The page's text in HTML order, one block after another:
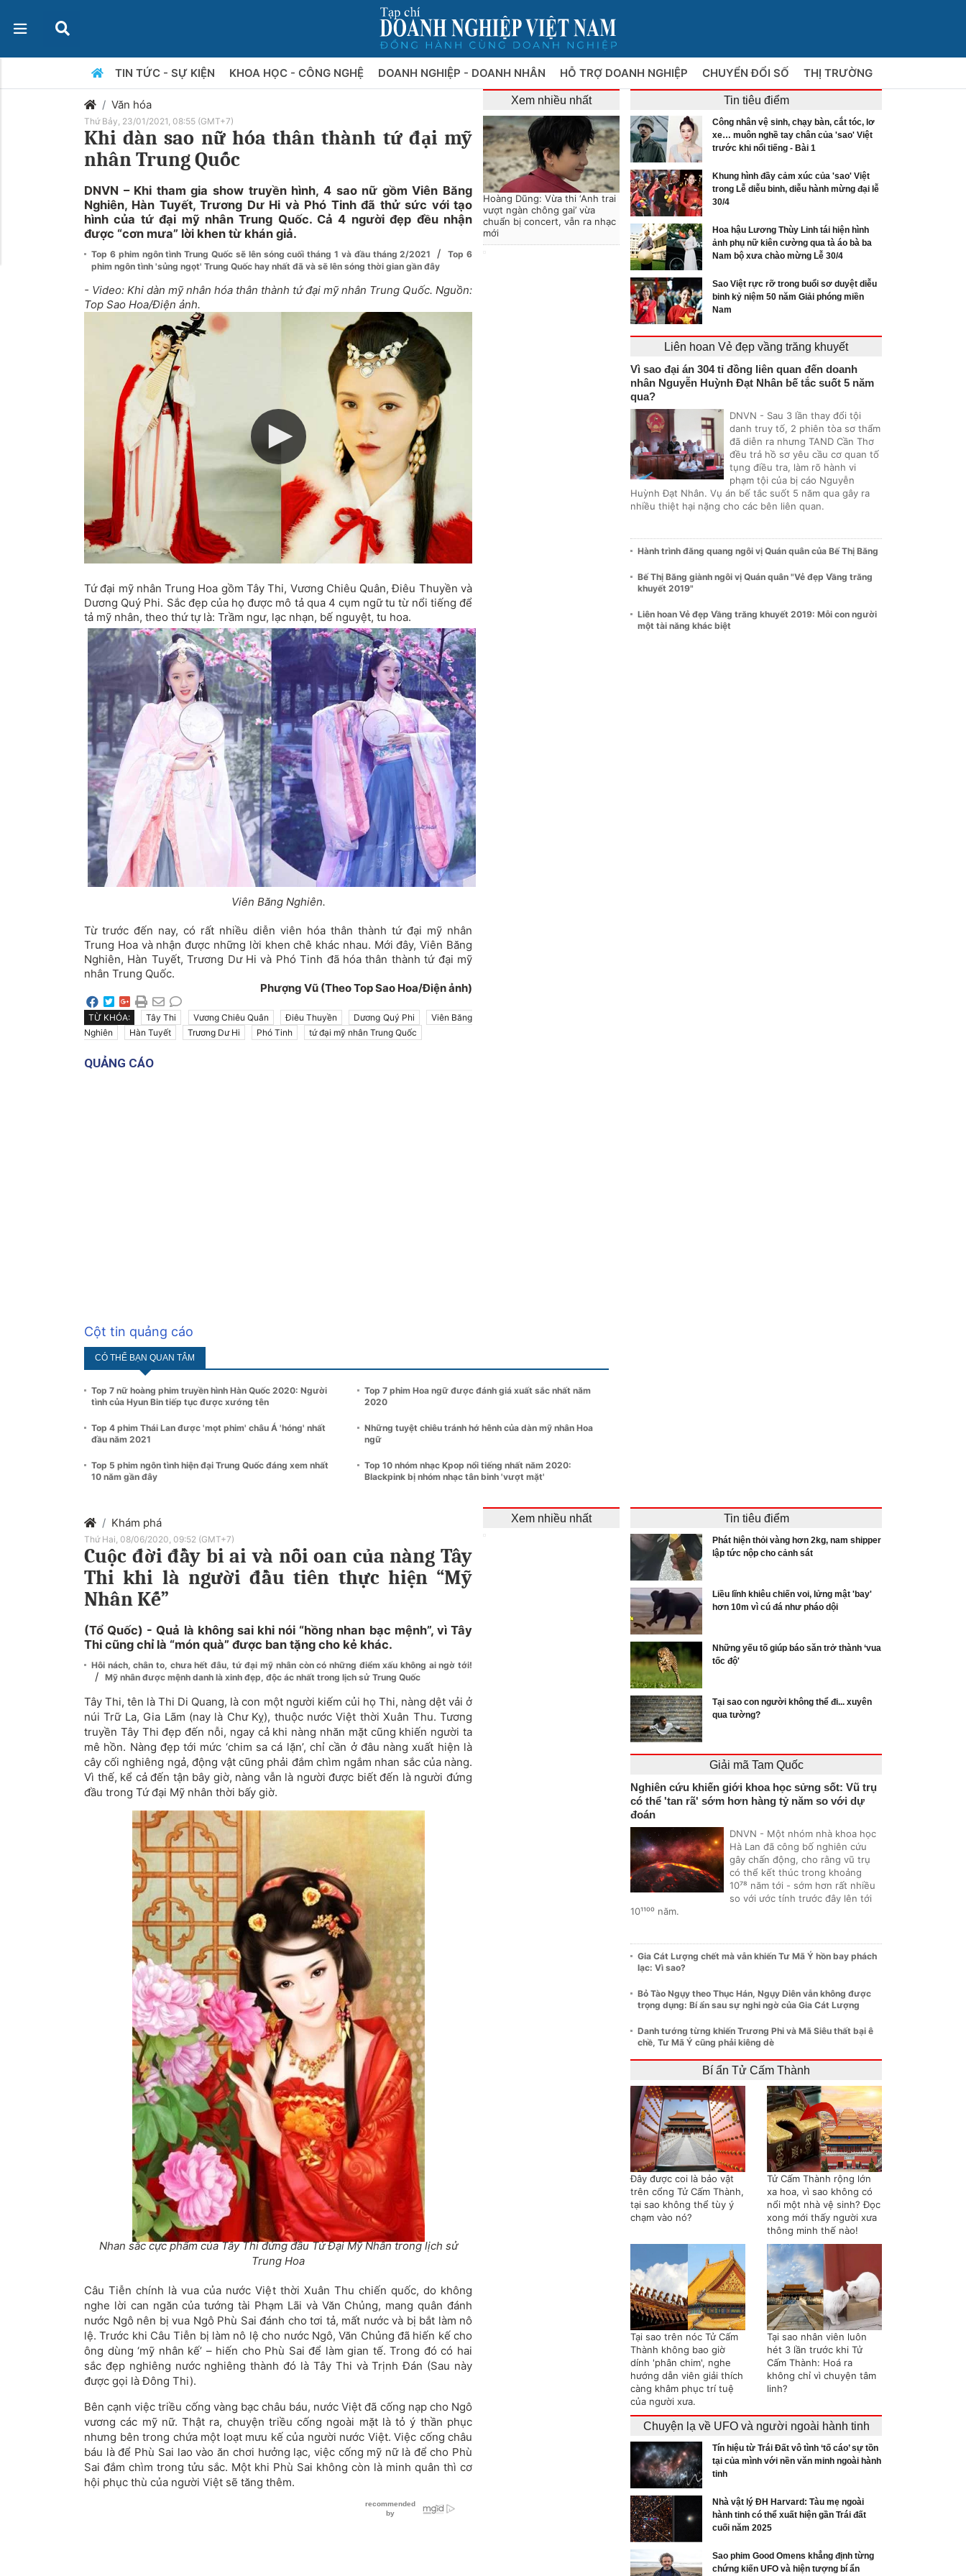
TIN TỨC - SỰ KIỆN KHOA HỌC - CÔNG NGHỆ DOANH NGHIỆP - DOANH NHÂN HỖ TRỢ DOANH NGHIỆP CHUYỂN ĐỔI SỐ THỊ TRƯỜNG
Văn hóa
Thứ Bảy, 23/01/2021, 08:55 (GMT+7)
Khi dàn sao nữ hóa thân thành tứ đại mỹ
nhân Trung Quốc
DNVN – Khi tham gia show truyền hình, 4 sao nữ gồm Viên Băng
Nghiên, Hàn Tuyết, Trương Dư Hi và Phó Tinh đã thử sức với tạo
hình của tứ đại mỹ nhân Trung Quốc. Cả 4 người đẹp đều nhận
được “cơn mưa” lời khen từ khán giả.
Top 6 phim ngôn tình Trung Quốc sẽ lên sóng cuối tháng 1 và đầu tháng 2/2021 /
Top 6
phim ngôn tình 'sủng ngọt' Trung Quốc hay nhất đã và sẽ lên sóng thời gian gần đây
- Video: Khi dàn mỹ nhân hóa thân thành tứ đại mỹ nhân Trung Quốc. Nguồn:
Top Sao Hoa/Điện ảnh.
Tứ đại mỹ nhân Trung Hoa gồm Tây Thi, Vương Chiêu Quân, Điêu Thuyền và
Dương Quý Phi. Sắc đẹp của họ được mô tả qua 4 cụm ngữ tu từ nổi tiếng để
tả mỹ nhân, theo thứ tự là: Trầm ngư, lạc nhạn, bế nguyệt, tu hoa.
Viên Băng Nghiên.
Từ trước đến nay, có rất nhiều diễn viên hóa thân thành tứ đại mỹ nhân
Trung Hoa và nhận được những lời khen chê khác nhau. Mới đây, Viên Băng
Nghiên, Hàn Tuyết, Trương Dư Hi và Phó Tinh đã hóa thân thành tứ đại mỹ
nhân Trung Quốc.
Phượng Vũ (Theo Top Sao Hoa/Điện ảnh)
TỪ KHÓA: Tây Thi Vương Chiêu Quân Điêu Thuyền Dương Quý Phi
Viên Băng
Nghiên
Hàn Tuyết Trương Dư Hi Phó Tinh tứ đại mỹ nhân Trung Quốc
QUẢNG CÁO
Xem nhiều nhất
Hoàng Dũng: Vừa thi ‘Anh trai
vượt ngàn chông gai’ vừa
chuẩn bị concert, vẫn ra nhạc
mới
Cột tin quảng cáo
CÓ THỂ BẠN QUAN TÂM
Top 7 nữ hoàng phim truyền hình Hàn Quốc 2020: Người
tình của Hyun Bin tiếp tục được xướng tên
Top 4 phim Thái Lan được 'mọt phim' châu Á 'hóng' nhất
đầu năm 2021
Top 5 phim ngôn tình hiện đại Trung Quốc đáng xem nhất
10 năm gần đây
Top 7 phim Hoa ngữ được đánh giá xuất sắc nhất năm
2020
Những tuyệt chiêu tránh hớ hênh của dàn mỹ nhân Hoa
ngữ
Top 10 nhóm nhạc Kpop nổi tiếng nhất năm 2020:
Blackpink bị nhóm nhạc tân binh 'vượt mặt'
Tin tiêu điểm
Công nhân vệ sinh, chạy bàn, cắt tóc, lơ
xe… muôn nghề tay chân của 'sao' Việt
trước khi nổi tiếng - Bài 1
Khung hình đầy cảm xúc của 'sao' Việt
trong Lễ diễu binh, diễu hành mừng đại lễ
30/4
Hoa hậu Lương Thùy Linh tái hiện hình
ảnh phụ nữ kiên cường qua tà áo bà ba
Nam bộ xưa chào mừng Lễ 30/4
Sao Việt rực rỡ trong buổi sơ duyệt diễu
binh kỷ niệm 50 năm Giải phóng miền
Nam
Liên hoan Vẻ đẹp vầng trăng khuyết
Vì sao đại án 304 tỉ đồng liên quan đến doanh
nhân Nguyễn Huỳnh Đạt Nhân bế tắc suốt 5 năm
qua?
DNVN - Sau 3 lần thay đổi tội
danh truy tố, 2 phiên tòa sơ thẩm
đã diễn ra nhưng TAND Cần Thơ
đều trả hồ sơ yêu cầu cơ quan tố
tụng điều tra, làm rõ hành vi
phạm tội của bị cáo Nguyễn
Huỳnh Đạt Nhân. Vụ án bế tắc suốt 5 năm qua gây ra
nhiều thiệt hại nặng cho các bên liên quan.
Hành trình đăng quang ngôi vị Quán quân của Bế Thị Băng
Bế Thị Băng giành ngôi vị Quán quân "Vẻ đẹp Vầng trăng
khuyết 2019"
Liên hoan Vẻ đẹp Vầng trăng khuyết 2019: Mỗi con người
một tài năng khác biệt
Khám phá
Thứ Hai, 08/06/2020, 09:52 (GMT+7)
Cuộc đời đầy bi ai và nỗi oan của nàng Tây
Thi khi là người đầu tiên thực hiện “Mỹ
Nhân Kế”
(Tổ Quốc) - Quả là không sai khi nói “hồng nhan bạc mệnh”, vì Tây
Thi cũng chỉ là “món quà” được ban tặng cho kẻ khác.
Hôi nách, chân to, chưa hết đâu, tứ đại mỹ nhân còn có những điểm xấu không ai ngờ tới!
/ Mỹ nhân được mệnh danh là xinh đẹp, độc ác nhất trong lịch sử Trung Quốc
Tây Thi, tên là Thi Di Quang, là con một người kiếm củi họ Thi, nàng dệt vải ở
núi Trữ La, Gia Lãm (nay là Chư Kỵ), thuộc nước Việt thời Xuân Thu. Tương
truyền Tây Thi đẹp đến nỗi, ngay cả khi nàng nhăn mặt cũng khiến người ta
mê hồn. Nàng đẹp tới mức ‘chim sa cá lặn’, chỉ cần ở đâu nàng xuất hiện là
cây cối nghiêng ngả, động vật cũng phải đắm chìm ngắm nhan sắc của nàng.
Vì thế, kể cả đến tận bây giờ, nàng vẫn là người được biết đến là người đứng
đầu trong Tứ đại Mỹ nhân thời bấy giờ.
Nhan sắc cực phẩm của Tây Thi đứng đầu Tứ Đại Mỹ Nhân trong lịch sử
Trung Hoa
Câu Tiễn chính là vua của nước Việt thời Xuân Thu chiến quốc, do không
nghe lời can ngăn của tướng tài Phạm Lãi và Văn Chủng, mang quân đánh
nước Ngô nên bị vua Ngô Phù Sai đánh cho tơi tả, mất nước và bị bắt làm nô
lệ. Trước khi Câu Tiễn bị làm nô lệ cho nước Ngô, Văn Chủng đã hiến kế cho
ông dùng ‘mỹ nhân kế’ – hiến cho Phù Sai để làm gian tế. Trong đó có hai
sắc đẹp nghiêng nước nghiêng thành đó là Tây Thi và Trịnh Đán (Sau này
được gọi là Đông Thi).
Bên cạnh việc triều cống vàng bạc châu báu, nước Việt đã cống nạp cho Ngô
vương các mỹ nữ. Thật ra, chuyện triều cống ngoài mặt là tỏ ý thần phục
nhưng bên trong chứa một loạt mưu kế của người nước Việt. Việc cống châu
báu là để Phù Sai lao vào ăn chơi hưởng lạc, việc cống mỹ nữ là để cho Phù
Sai đắm chìm trong tửu sắc. Một khi Phù Sai không còn là minh quân thì cơ
hội phục thù của người Việt sẽ tăng thêm.
Xem nhiều nhất Tin tiêu điểm
Phát hiện thỏi vàng hơn 2kg, nam shipper
lập tức nộp cho cảnh sát
Liều lĩnh khiêu chiến voi, lửng mật 'bay'
hơn 10m vì cú đá như pháo dội
Những yếu tố giúp báo săn trở thành ‘vua
tốc độ'
Tại sao con người không thể đi... xuyên
qua tường?
Giải mã Tam Quốc
Nghiên cứu khiến giới khoa học sửng sốt: Vũ trụ
có thể 'tan rã' sớm hơn hàng tỷ năm so với dự
đoán
DNVN - Một nhóm nhà khoa học
Hà Lan đã công bố nghiên cứu
gây chấn động, cho rằng vũ trụ
có thể kết thúc trong khoảng
10⁷⁸ năm tới - sớm hơn rất nhiều
so với ước tính trước đây lên tới
10¹¹⁰⁰ năm.
Gia Cát Lượng chết mà vẫn khiến Tư Mã Ý hồn bay phách
lạc: Vì sao?
Bỏ Tào Ngụy theo Thục Hán, Ngụy Diên vẫn không được
trọng dụng: Bí ẩn sau sự nghi ngờ của Gia Cát Lượng
Danh tướng từng khiến Trương Phi và Mã Siêu thất bại ê
chề, Tư Mã Ý cũng phải kiêng dè
Bí ẩn Tử Cấm Thành
Đây được coi là bảo vật
trên cổng Tử Cấm Thành,
tại sao không thể tùy ý
chạm vào nó?
Tử Cấm Thành rộng lớn
xa hoa, vì sao không có
nổi một nhà vệ sinh? Đọc
xong mới thấy người xưa
thông minh thế nào!
Tại sao trên nóc Tử Cấm
Thành không bao giờ
dính 'phân chim', nghe
hướng dẫn viên giải thích
càng khâm phục trí tuệ
của người xưa.
Tại sao nhân viên luôn
hét 3 lần trước khi Tử
Cấm Thành: Hoá ra
không chỉ vì chuyện tâm
linh?
Chuyện lạ về UFO và người ngoài hành tinh
Tín hiệu từ Trái Đất vô tình ‘tố cáo’ sự tồn
tại của mình với nền văn minh ngoài hành
tinh
Nhà vật lý ĐH Harvard: Tàu mẹ ngoài
hành tinh có thể xuất hiện gần Trái đất
cuối năm 2025
Sao phim Good Omens khẳng định từng
chứng kiến UFO và hiện tượng bí ẩn